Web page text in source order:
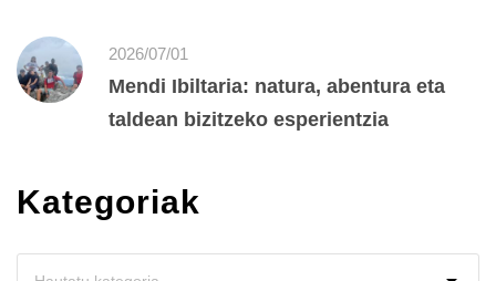
2026/07/01
Mendi Ibiltaria: natura, abentura eta
taldean bizitzeko esperientzia
Kategoriak